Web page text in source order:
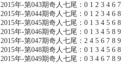
2015年-第043期奇人七尾：0 1 2 3 4 6 7
2015年-第044期奇人七尾：0 1 2 3 4 6 8
2015年-第045期奇人七尾：0 1 3 4 5 6 8
2015年-第046期奇人七尾：0 1 3 4 5 8 9
2015年-第047期奇人七尾：2 4 5 6 7 8 9
2015年-第048期奇人七尾：0 1 3 4 5 6 8
2015年-第049期奇人七尾：0 3 4 6 7 8 9